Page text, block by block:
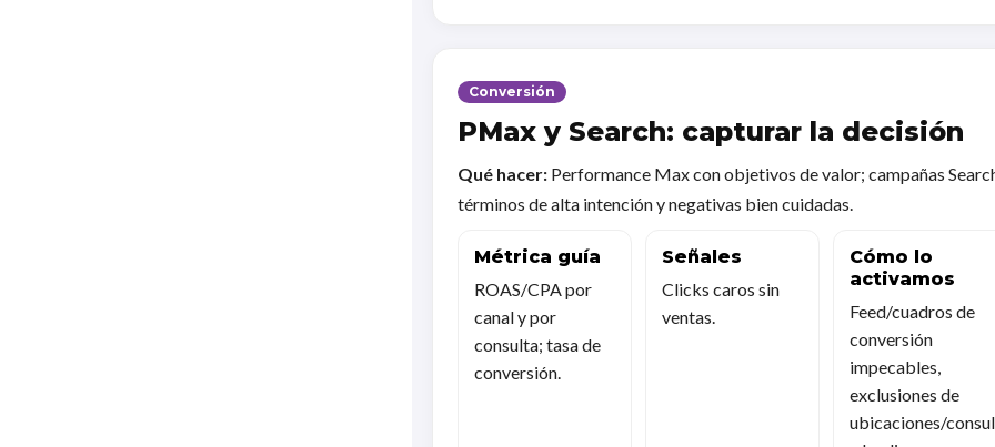
Conversión
PMax y Search: capturar la decisión
Qué hacer: Performance Max con objetivos de valor; campañas
términos de alta intención y negativas bien cuidadas.
Métrica guía
ROAS/CPA por
canal y por
consulta; tasa de
conversión.
Señales
Clicks caros sin
ventas.
Cómo lo
activamos
Feed/cuadros de
conversión
impecables,
exclusiones de
ubicaciones/